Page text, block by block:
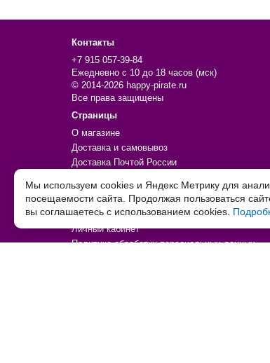
Контакты
+7 915 057-39-84
Ежедневно с 10 до 18 часов (мск)
© 2014-2026 happy-pirate.ru
Все права защищены
Страницы
О магазине
Доставка и самовывоз
Доставка Почтой России
Контакты
Дополнительно
Личный кабинет
Политика обработки персональных данных
Мы используем cookies и Яндекс Метрику для
посещаемости сайта. Продолжая пользоваться
вы соглашаетесь с использованием cookies.